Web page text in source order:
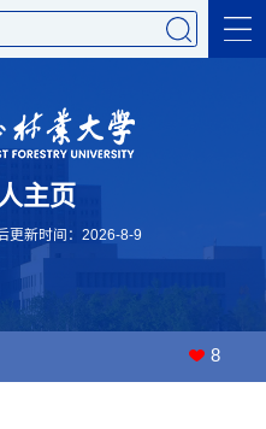
科学研究
主页
更新时间： 2026-8-9
8